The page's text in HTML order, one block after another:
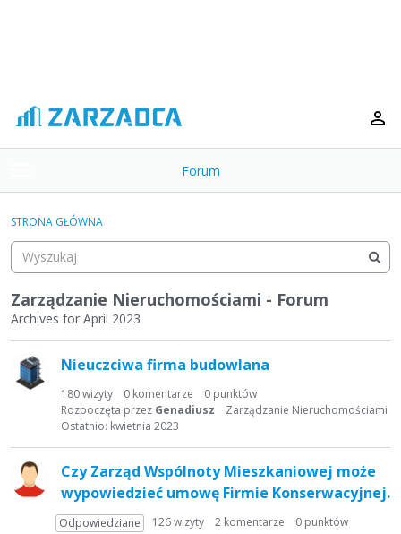
o
g
e
m
e
n
Forum
Kategorie
Dyskusje
Aktywność
STRONA GŁÓWNA
Zarządzanie Nieruchomościami - Forum
Archives for April 2023
s
d
s
Nieuczciwa firma budowlana
180wizyty 0 komentarze 0 punktów
Rozpoczęta przez Genadiusz
Ostatnio: kwietnia 2023
Zarządzanie Nieruchomościami
Czy Zarząd Wspólnoty Mieszkaniowej może
wypowiedzieć umowę Firmie Konserwacyjnej.
Odpowiedziane 126wizyty 2 komentarze 0 punktów